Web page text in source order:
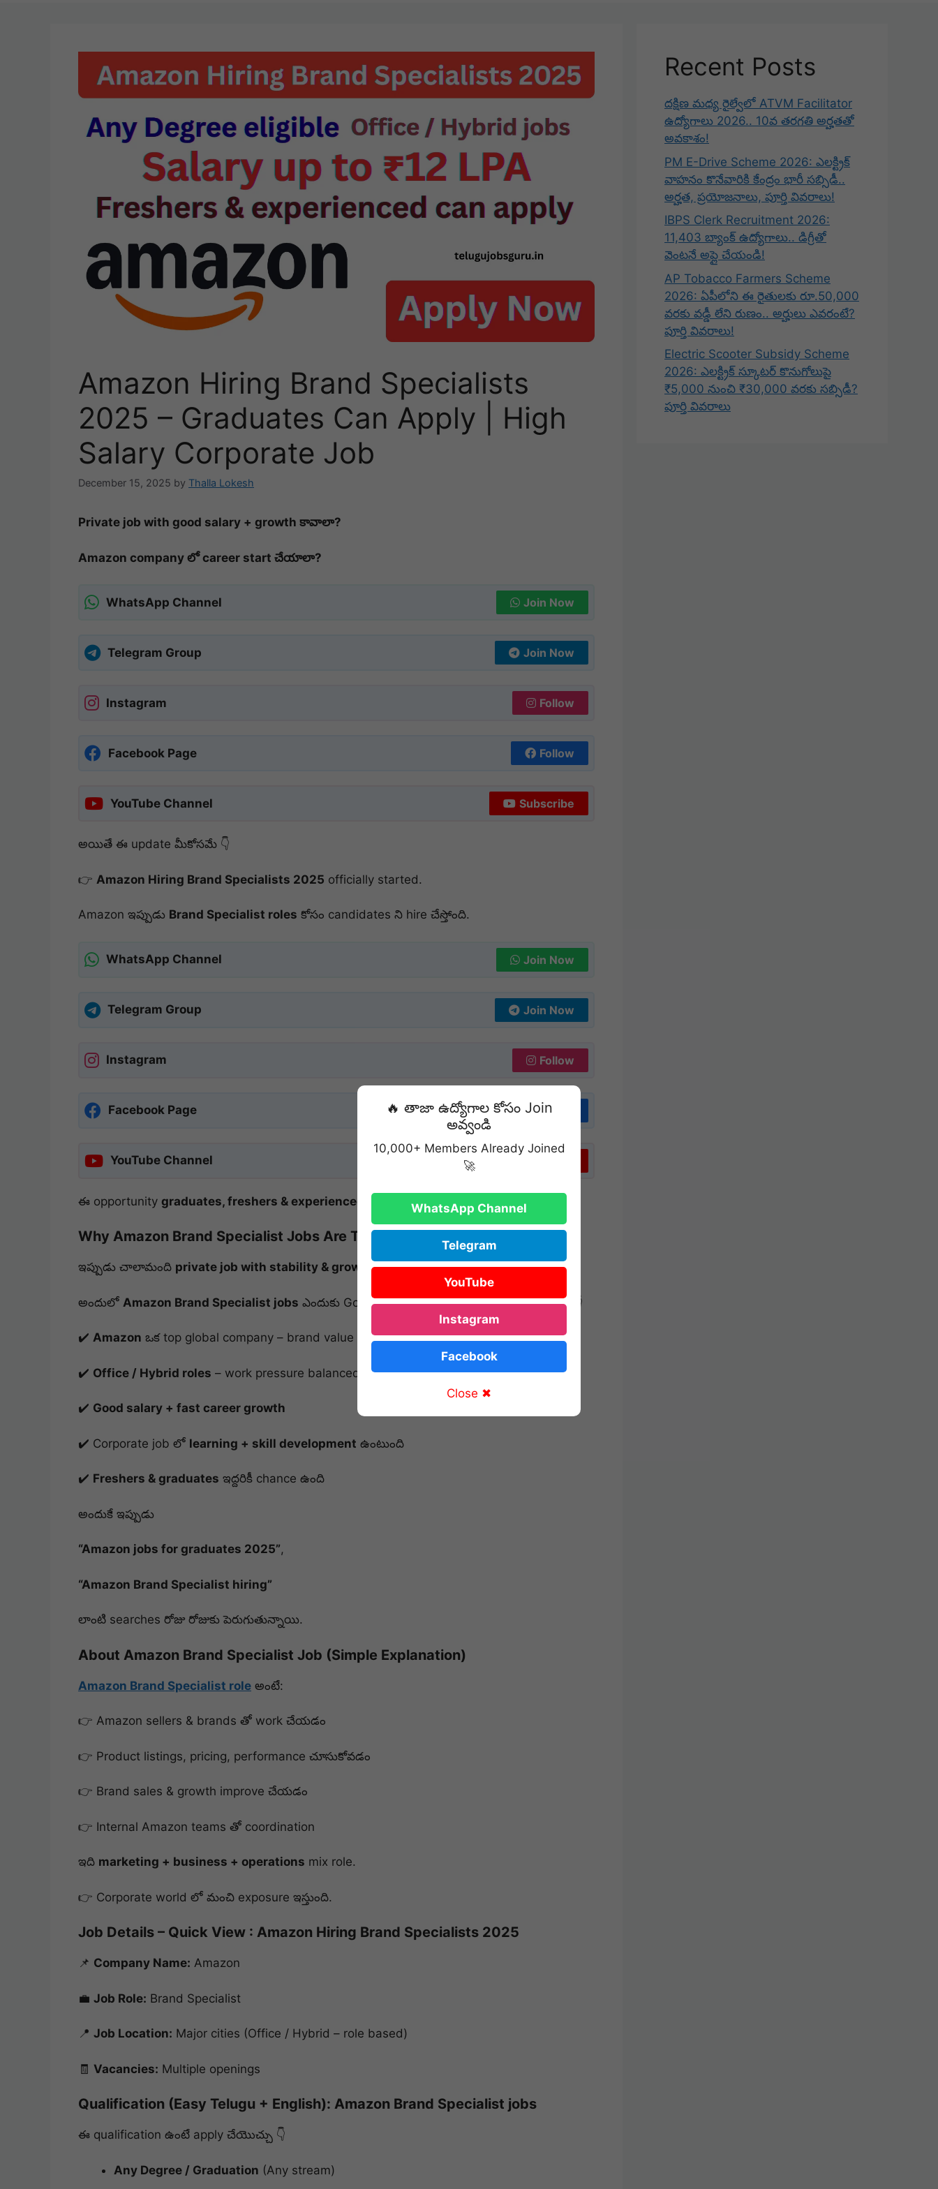
Amazon Hiring Brand Specialists
2025 – Graduates Can Apply | High
Salary Corporate Job
December 15, 2025 by Thalla Lokesh
Private job with good salary + growth కావాలా?
Amazon company లో career start చేయాలా?
WhatsApp Channel Join Now
Telegram Group Join Now
Instagram Follow
Facebook Page Follow
YouTube Channel Subscribe
అయితే ఈ update మీకోసమే 👇
👉 Amazon Hiring Brand Specialists 2025 officially started.
Amazon ఇప్పుడు Brand Specialist roles కోసం candidates ని hire చేస్తోంది.
WhatsApp Channel Join Now
Telegram Group Join Now
Instagram Follow
Facebook Page Follow
YouTube Channel
ఈ opportunity graduates, freshers & experienced candidates అందరికీ suitable.
Why Amazon Brand Specialist Jobs Are Trending in 2025?
ఇప్పుడు చాలామంది private job with stability & growthకోసం search చేస్తున్నారు.
అందులో Amazon Brand Specialist jobs ఎందుకు Google Discover లో trend అవుతున్నాయంటే 👇
✔️ Amazon ఒక top global company – brand value చాలా strong
✔️ Office / Hybrid roles – work pressure balanced గా ఉంటుంది
✔️ Good salary + fast career growth
✔️ Corporate job లో learning + skill development ఉంటుంది
✔️ Freshers & graduates ఇద్దరికీ chance ఉంది
అందుకే ఇప్పుడు
“Amazon jobs for graduates 2025”,
“Amazon Brand Specialist hiring”
లాంటి searches రోజు రోజుకు పెరుగుతున్నాయి.
About Amazon Brand Specialist Job (Simple Explanation)
Amazon Brand Specialist role అంటే:
👉 Amazon sellers & brands తో work చేయడం
👉 Product listings, pricing, performance చూసుకోవడం
👉 Brand sales & growth improve చేయడం
👉 Internal Amazon teams తో coordination
ఇది marketing + business + operations mix role.
👉 Corporate world లో మంచి exposure ఇస్తుంది.
Job Details – Quick View : Amazon Hiring Brand Specialists 2025
📌 Company Name: Amazon
💼 Job Role: Brand Specialist
📍 Job Location: Major cities (Office / Hybrid – role based)
🧾 Vacancies: Multiple openings
Qualification (Easy Telugu + English): Amazon Brand Specialist jobs
ఈ qualification ఉంటే apply చేయొచ్చు 👇
Any Degree / Graduation (Any stream)
Recent Posts
దక్షిణ మధ్య రైల్వేలో ATVM Facilitator
ఉద్యోగాలు 2026.. 10వ తరగతి అర్హతతో
అవకాశం!
PM E-Drive Scheme 2026: ఎలక్ట్రిక్
వాహనం కొనేవారికి కేంద్రం భారీ సబ్సిడీ..
అర్హత, ప్రయోజనాలు, పూర్తి వివరాలు!
IBPS Clerk Recruitment 2026:
11,403 బ్యాంక్ ఉద్యోగాలు.. డిగ్రీతో
వెంటనే అప్లై చేయండి!
AP Tobacco Farmers Scheme
2026: ఏపీలోని ఈ రైతులకు రూ.50,000
వరకు వడ్డీ లేని రుణం.. అర్హులు ఎవరంటే?
పూర్తి వివరాలు!
Electric Scooter Subsidy Scheme
2026: ఎలక్ట్రిక్ స్కూటర్ కొనుగోలుపై
₹5,000 నుంచి ₹30,000 వరకు సబ్సిడీ?
పూర్తి వివరాలు
🔥 తాజా ఉద్యోగాల కోసం Join
అవ్వండి
10,000+ Members Already Joined
🚀
WhatsApp Channel
Telegram
YouTube
Instagram
Facebook
Close ✖